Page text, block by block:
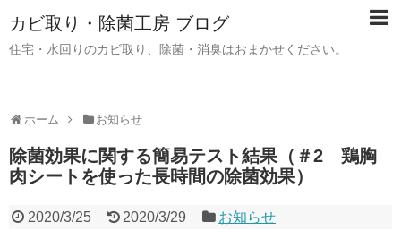
カビ取り・除菌工房 ブログ
住宅・水回りのカビ取り、除菌・消臭はおまかせください。
ホーム お知らせ
除菌効果に関する簡易テスト結果（＃2 鶏胸
肉シートを使った長時間の除菌効果）
2020/3/25 2020/3/29 お知らせ